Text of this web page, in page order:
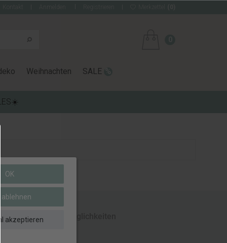
Weihnachten SALE
Zahlungsmöglichkeiten
OK
ablehnen
akzeptieren